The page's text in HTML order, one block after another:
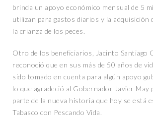
brinda un apoyo económico mensual de 5
utilizan para gastos diarios y la adquisición
la crianza de los peces.
Otro de los beneficiarios, Jacinto Santiago
reconoció que en sus más de 50 años de
sido tomado en cuenta para algún apoyo
lo que agradeció al Gobernador Javier May
parte de la nueva historia que hoy se está
Tabasco con Pescando Vida.